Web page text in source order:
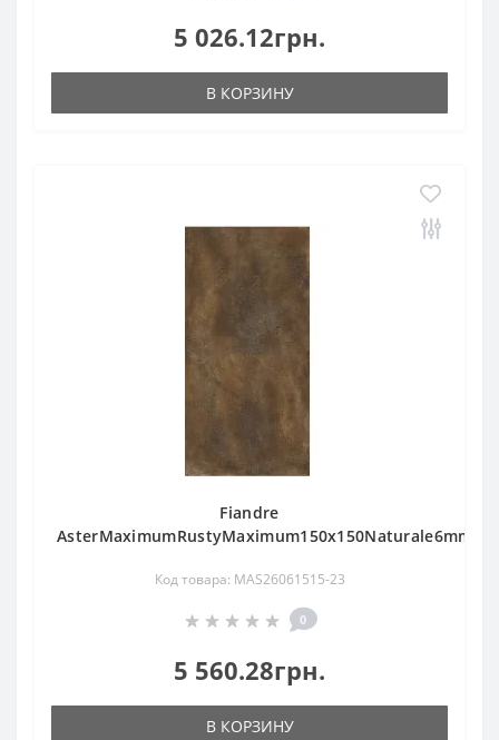
5 026.12грн.
В КОРЗИНУ
Fiandre
Код товара: MAS26061515-23
0
5 560.28грн.
В КОРЗИНУ